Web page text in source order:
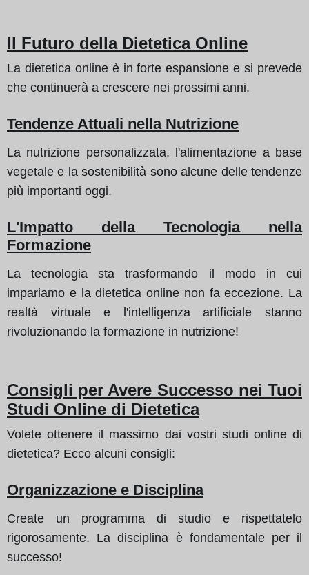
Il Futuro della Dietetica Online
La dietetica online è in forte espansione e si prevede
che continuerà a crescere nei prossimi anni.
Tendenze Attuali nella Nutrizione
La nutrizione personalizzata, l'alimentazione a base
vegetale e la sostenibilità sono alcune delle tendenze
più importanti oggi.
L'Impatto della Tecnologia nella
Formazione
La tecnologia sta trasformando il modo in cui
impariamo e la dietetica online non fa eccezione. La
realtà virtuale e l'intelligenza artificiale stanno
rivoluzionando la formazione in nutrizione!
Consigli per Avere Successo nei Tuoi
Studi Online di Dietetica
Volete ottenere il massimo dai vostri studi online di
dietetica? Ecco alcuni consigli:
Organizzazione e Disciplina
Create un programma di studio e rispettatelo
rigorosamente. La disciplina è fondamentale per il
successo!